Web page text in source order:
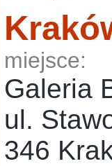
miejsce:
Galeria
ul.
346